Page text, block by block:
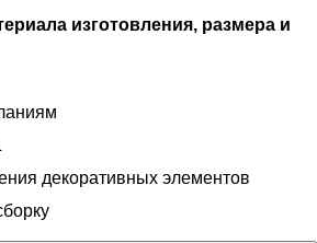
изготовления, размера и
декоративных элементов